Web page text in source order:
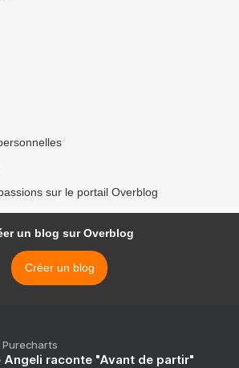
sur le portail Overblog
un blog sur Overblog
Créer un blog
Purecharts
Angeli raconte "Avant de partir"